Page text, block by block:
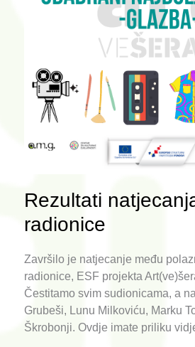
Rezultati
radionice
Završilo je natjecanje među
radionice, ESF projekta
Čestitamo svim sudionicama, a
Grubeši, Lunu Milkoviću, Marku
Škrobonji. Ovdje imate priliku